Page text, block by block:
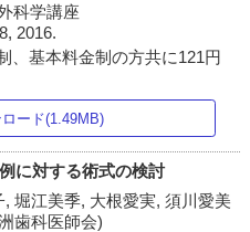
科学講座
2016.
、基本料金制の方共に121円
ード(1.49MB)
に対する術式の検討
堀江美季, 大根愛実, 須川愛美
歯科医師会)